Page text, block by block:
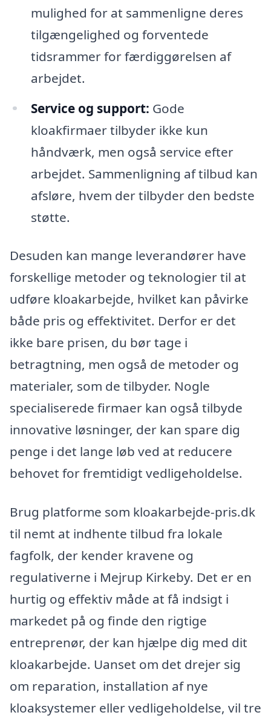
mulighed for at sammenligne deres
tilgængelighed og forventede
tidsrammer for færdiggørelsen af
arbejdet.
Service og support: Gode
kloakfirmaer tilbyder ikke kun
håndværk, men også service efter
arbejdet. Sammenligning af tilbud kan
afsløre, hvem der tilbyder den bedste
støtte.
Desuden kan mange leverandører have
forskellige metoder og teknologier til at
udføre kloakarbejde, hvilket kan påvirke
både pris og effektivitet. Derfor er det
ikke bare prisen, du bør tage i
betragtning, men også de metoder og
materialer, som de tilbyder. Nogle
specialiserede firmaer kan også tilbyde
innovative løsninger, der kan spare dig
penge i det lange løb ved at reducere
behovet for fremtidigt vedligeholdelse.
Brug platforme som kloakarbejde-pris.dk
til nemt at indhente tilbud fra lokale
fagfolk, der kender kravene og
regulativerne i Mejrup Kirkeby. Det er en
hurtig og effektiv måde at få indsigt i
markedet på og finde den rigtige
entreprenør, der kan hjælpe dig med dit
kloakarbejde. Uanset om det drejer sig
om reparation, installation af nye
kloaksystemer eller vedligeholdelse, vil tre